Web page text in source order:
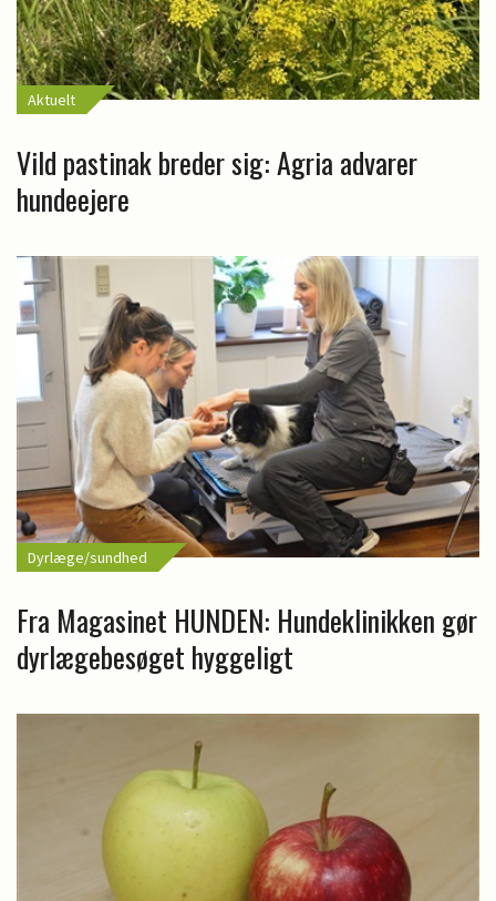
Aktuelt
Vild pastinak breder sig: Agria advarer
hundeejere
Dyrlæge/sundhed
Fra Magasinet HUNDEN: Hundeklinikken gør
dyrlægebesøget hyggeligt